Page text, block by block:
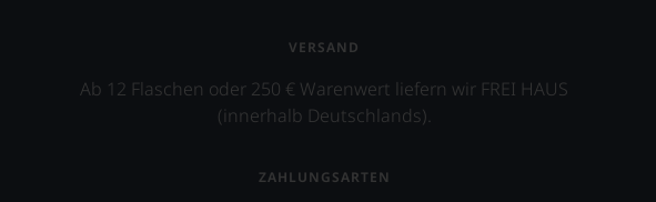
VERSAND
Ab 12 Flaschen oder 250 € Warenwert liefern wir FREI HAUS
(innerhalb Deutschlands).
ZAHLUNGSARTEN